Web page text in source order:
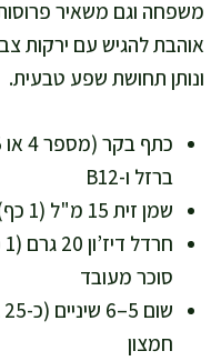
משפחה וגם משאיר
אוהבת להגיש עם ירקות
ונותן תחושת שפע טבעית.
ברזל ו-B12
שמן זית 15 מ"ל (1 כף) – שומן חד בלתי רווי, עדין לצלייה
סוכר מעובד
חמצון